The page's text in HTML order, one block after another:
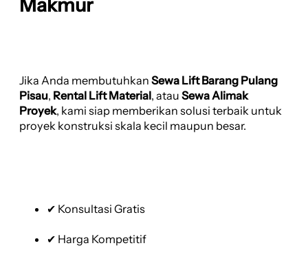
Makmur
Jika Anda membutuhkan Sewa Lift Barang Pulang
Pisau, Rental Lift Material, atau Sewa Alimak
Proyek, kami siap memberikan solusi terbaik untuk
proyek konstruksi skala kecil maupun besar.
✔ Konsultasi Gratis
✔ Harga Kompetitif